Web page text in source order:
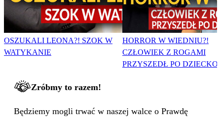
OSZUKALI LEONA?! SZOK W
WATYKANIE
HORROR W WIEDNIU?!
CZŁOWIEK Z ROGAMI
PRZYSZEDŁ PO DZIECKO
Zróbmy to razem!
Będziemy mogli trwać w naszej walce o Prawdę